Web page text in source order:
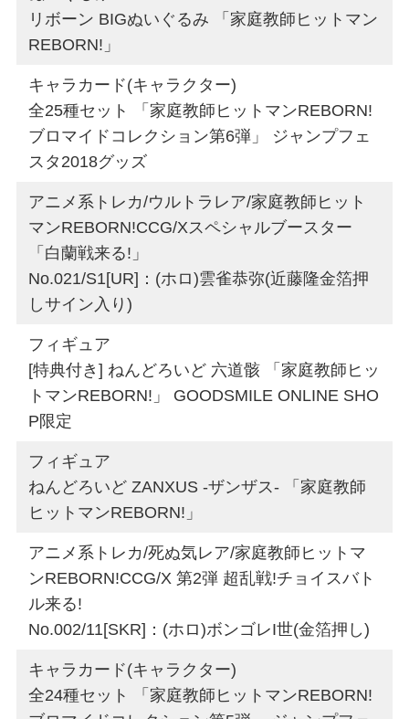
リボーン BIGぬいぐるみ 「家庭教師ヒットマン
REBORN!」
キャラカード(キャラクター)
全25種セット 「家庭教師ヒットマンREBORN!
ブロマイドコレクション第6弾」 ジャンプフェ
スタ2018グッズ
アニメ系トレカ/ウルトラレア/家庭教師ヒット
マンREBORN!CCG/Xスペシャルブースター
「白蘭戦来る!」
No.021/S1[UR]：(ホロ)雲雀恭弥(近藤隆金箔押
しサイン入り)
フィギュア
[特典付き] ねんどろいど 六道骸 「家庭教師ヒッ
トマンREBORN!」 GOODSMILE ONLINE SHO
P限定
フィギュア
ねんどろいど ZANXUS -ザンザス- 「家庭教師
ヒットマンREBORN!」
アニメ系トレカ/死ぬ気レア/家庭教師ヒットマ
ンREBORN!CCG/X 第2弾 超乱戦!チョイスバト
ル来る!
No.002/11[SKR]：(ホロ)ボンゴレI世(金箔押し)
キャラカード(キャラクター)
全24種セット 「家庭教師ヒットマンREBORN!